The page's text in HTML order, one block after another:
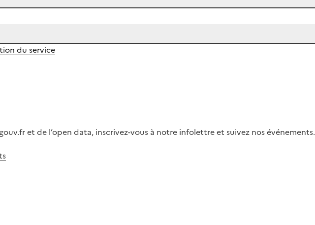
du service
et de l’open data, inscrivez-vous à notre infolettre et suivez nos événements.